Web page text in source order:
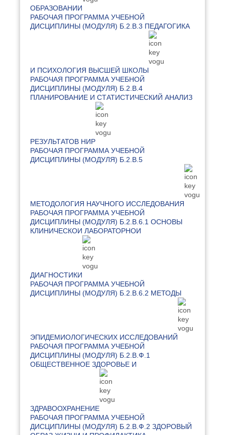
ОБРАЗОВАНИИ
РАБОЧАЯ ПРОГРАММА УЧЕБНОЙ
ДИСЦИПЛИНЫ (МОДУЛЯ) Б.2.В.3 ПЕДАГОГИКА
И ПСИХОЛОГИЯ ВЫСШЕЙ ШКОЛЫ
РАБОЧАЯ ПРОГРАММА УЧЕБНОЙ
ДИСЦИПЛИНЫ (МОДУЛЯ) Б.2.В.4
ПЛАНИРОВАНИЕ И СТАТИСТИЧЕСКИЙ АНАЛИЗ
РЕЗУЛЬТАТОВ НИР
РАБОЧАЯ ПРОГРАММА УЧЕБНОЙ
ДИСЦИПЛИНЫ (МОДУЛЯ) Б.2.В.5
МЕТОДОЛОГИЯ НАУЧНОГО ИССЛЕДОВАНИЯ
РАБОЧАЯ ПРОГРАММА УЧЕБНОЙ
ДИСЦИПЛИНЫ (МОДУЛЯ) Б.2.В.6.1 ОСНОВЫ
КЛИНИЧЕСКОИ ЛАБОРАТОРНОИ
ДИАГНОСТИКИ
РАБОЧАЯ ПРОГРАММА УЧЕБНОЙ
ДИСЦИПЛИНЫ (МОДУЛЯ) Б.2.В.6.2 МЕТОДЫ
ЭПИДЕМИОЛОГИЧЕСКИХ ИССЛЕДОВАНИЙ
РАБОЧАЯ ПРОГРАММА УЧЕБНОЙ
ДИСЦИПЛИНЫ (МОДУЛЯ) Б.2.В.Ф.1
ОБЩЕСТВЕННОЕ ЗДОРОВЬЕ И
ЗДРАВООХРАНЕНИЕ
РАБОЧАЯ ПРОГРАММА УЧЕБНОЙ
ДИСЦИПЛИНЫ (МОДУЛЯ) Б.2.В.Ф.2 ЗДОРОВЫЙ